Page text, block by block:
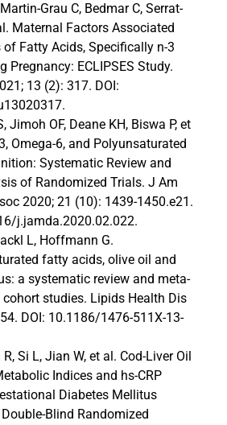
Grau C, Bedmar C, Serrat-
Maternal Factors Associated
Fatty Acids, Specifically n-3
Pregnancy: ECLIPSES Study.
13 (2): 317. DOI:
Jimoh OF, Deane KH, Biswa P, et
Omega-6, and Polyunsaturated
Systematic Review and
of Randomized Trials. J Am
2020; 21 (10): 1439-1450.e21.
j.jamda.2020.02.022.
L, Hoffmann G.
fatty acids, olive oil and
a systematic review and meta-
studies. Lipids Health Dis
DOI: 10.1186/1476-511X-13-
Si L, Jian W, et al. Cod-Liver Oil
Indices and hs-CRP
Diabetes Mellitus
Blind Randomized